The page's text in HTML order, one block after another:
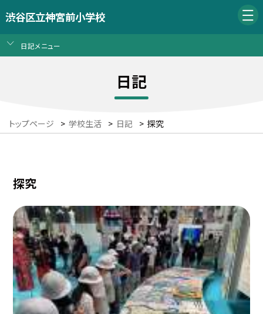
渋谷区立神宮前小学校
日記メニュー
日記
トップページ > 学校生活 > 日記 > 探究
探究